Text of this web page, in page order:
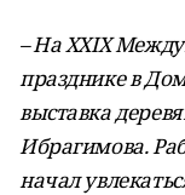
– На XXIX
празднике в
выставка
Ибрагимова.
начал